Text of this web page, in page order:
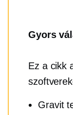
Gyors
Ez a cikk
Gravit